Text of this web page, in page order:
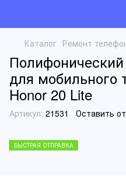
Каталог Ремонт
для мобильного
Honor 20 Lite
Артикул: 21531 Оставить
БЫСТРАЯ ОТПРАВКА